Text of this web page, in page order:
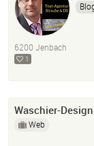
6200 Jenbach
1
Waschier-Design
Web